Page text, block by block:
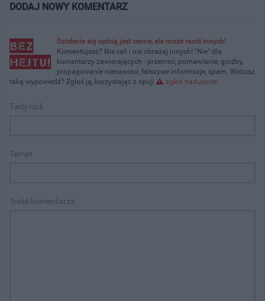
DODAJ NOWY KOMENTARZ
Dzielenie się opinią jest cenne, ale może ranić innych!
Komentujesz? Nie rań i nie obrażaj innych! "Nie" dla
komentarzy zawierających - przemoc, pomawianie, groźby,
propagowanie nienawiści, fałszywe informacje, spam. Widzisz
taką wypowiedź? Zgłoś ją, korzystając z opcji
zgłoś nadużycie.
Twój nick
Temat
Treść komentarza